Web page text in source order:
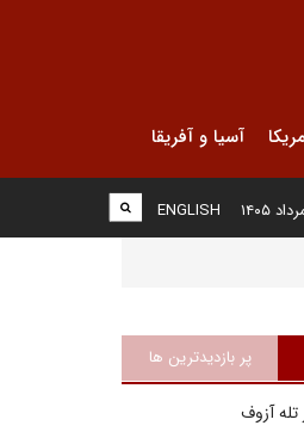
آسیا و آفریقا
ENGLISH
پر بازدیدترین ها
آزوف